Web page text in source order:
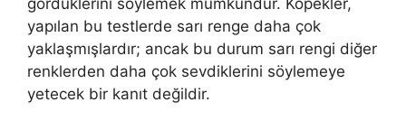
gördüklerini söylemek mümkündür. Köpekler,
yapılan bu testlerde sarı renge daha çok
yaklaşmışlardır; ancak bu durum sarı rengi diğer
renklerden daha çok sevdiklerini söylemeye
yetecek bir kanıt değildir.